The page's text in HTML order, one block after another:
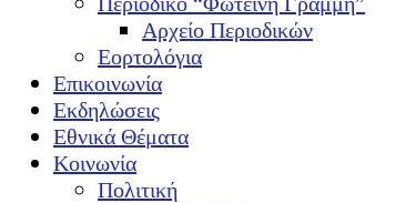
Αρχείο Περιοδικών
Εορτολόγια
Επικοινωνία
Εκδηλώσεις
Εθνικά Θέματα
Κοινωνία
Πολιτική